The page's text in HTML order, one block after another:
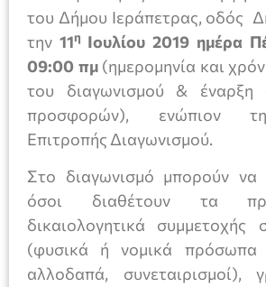
του Δήμου Ιεράπετρας, οδός
την 11η Ιουλίου 2019 ημέρα
09:00 πμ (ημερομηνία και
του διαγωνισμού & έναρξη
προσφορών), ενώπιον
Επιτροπής Διαγωνισμού.
Στο διαγωνισμό μπορούν να
όσοι διαθέτουν τα
δικαιολογητικά συμμετοχής
(φυσικά ή νομικά
αλλοδαπά, συνεταιρισμοί),